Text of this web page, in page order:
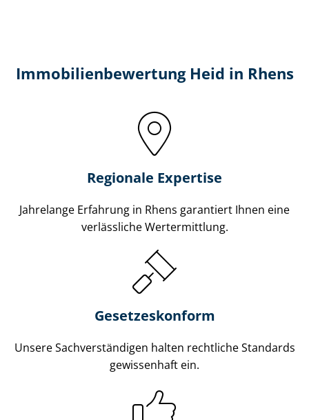
Immobilien­bewertung Heid in Rhens
Regionale Expertise
Jahrelange Erfahrung in Rhens garantiert Ihnen eine
verlässliche Wertermittlung.
Gesetzes­konform
Unsere Sach­ver­stän­di­gen halten rechtliche Standards
gewissenhaft ein.